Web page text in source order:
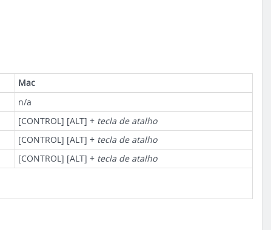
Mac
n/a
[CONTROL] [ALT] + tecla de atalho
[CONTROL] [ALT] + tecla de atalho
[CONTROL] [ALT] + tecla de atalho